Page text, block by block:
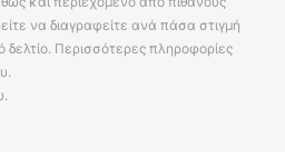
να διαγραφείτε ανά πάσα στιγμή
Περισσότερες πληροφορίες